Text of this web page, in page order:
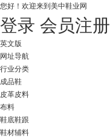
您好！ 欢迎来到美中鞋业网
登录 会员注册
英文版
网址导航
行业分类
成品鞋
皮革皮料
布料
鞋底鞋跟
鞋材辅料